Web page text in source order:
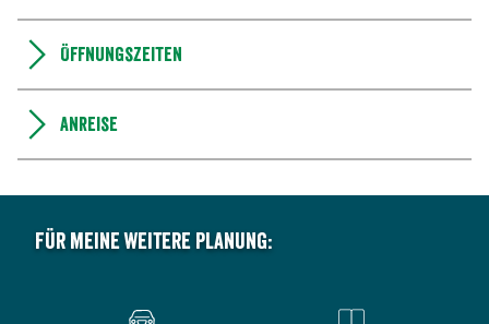
Öffnungszeiten
Anreise
Für meine weitere Planung: